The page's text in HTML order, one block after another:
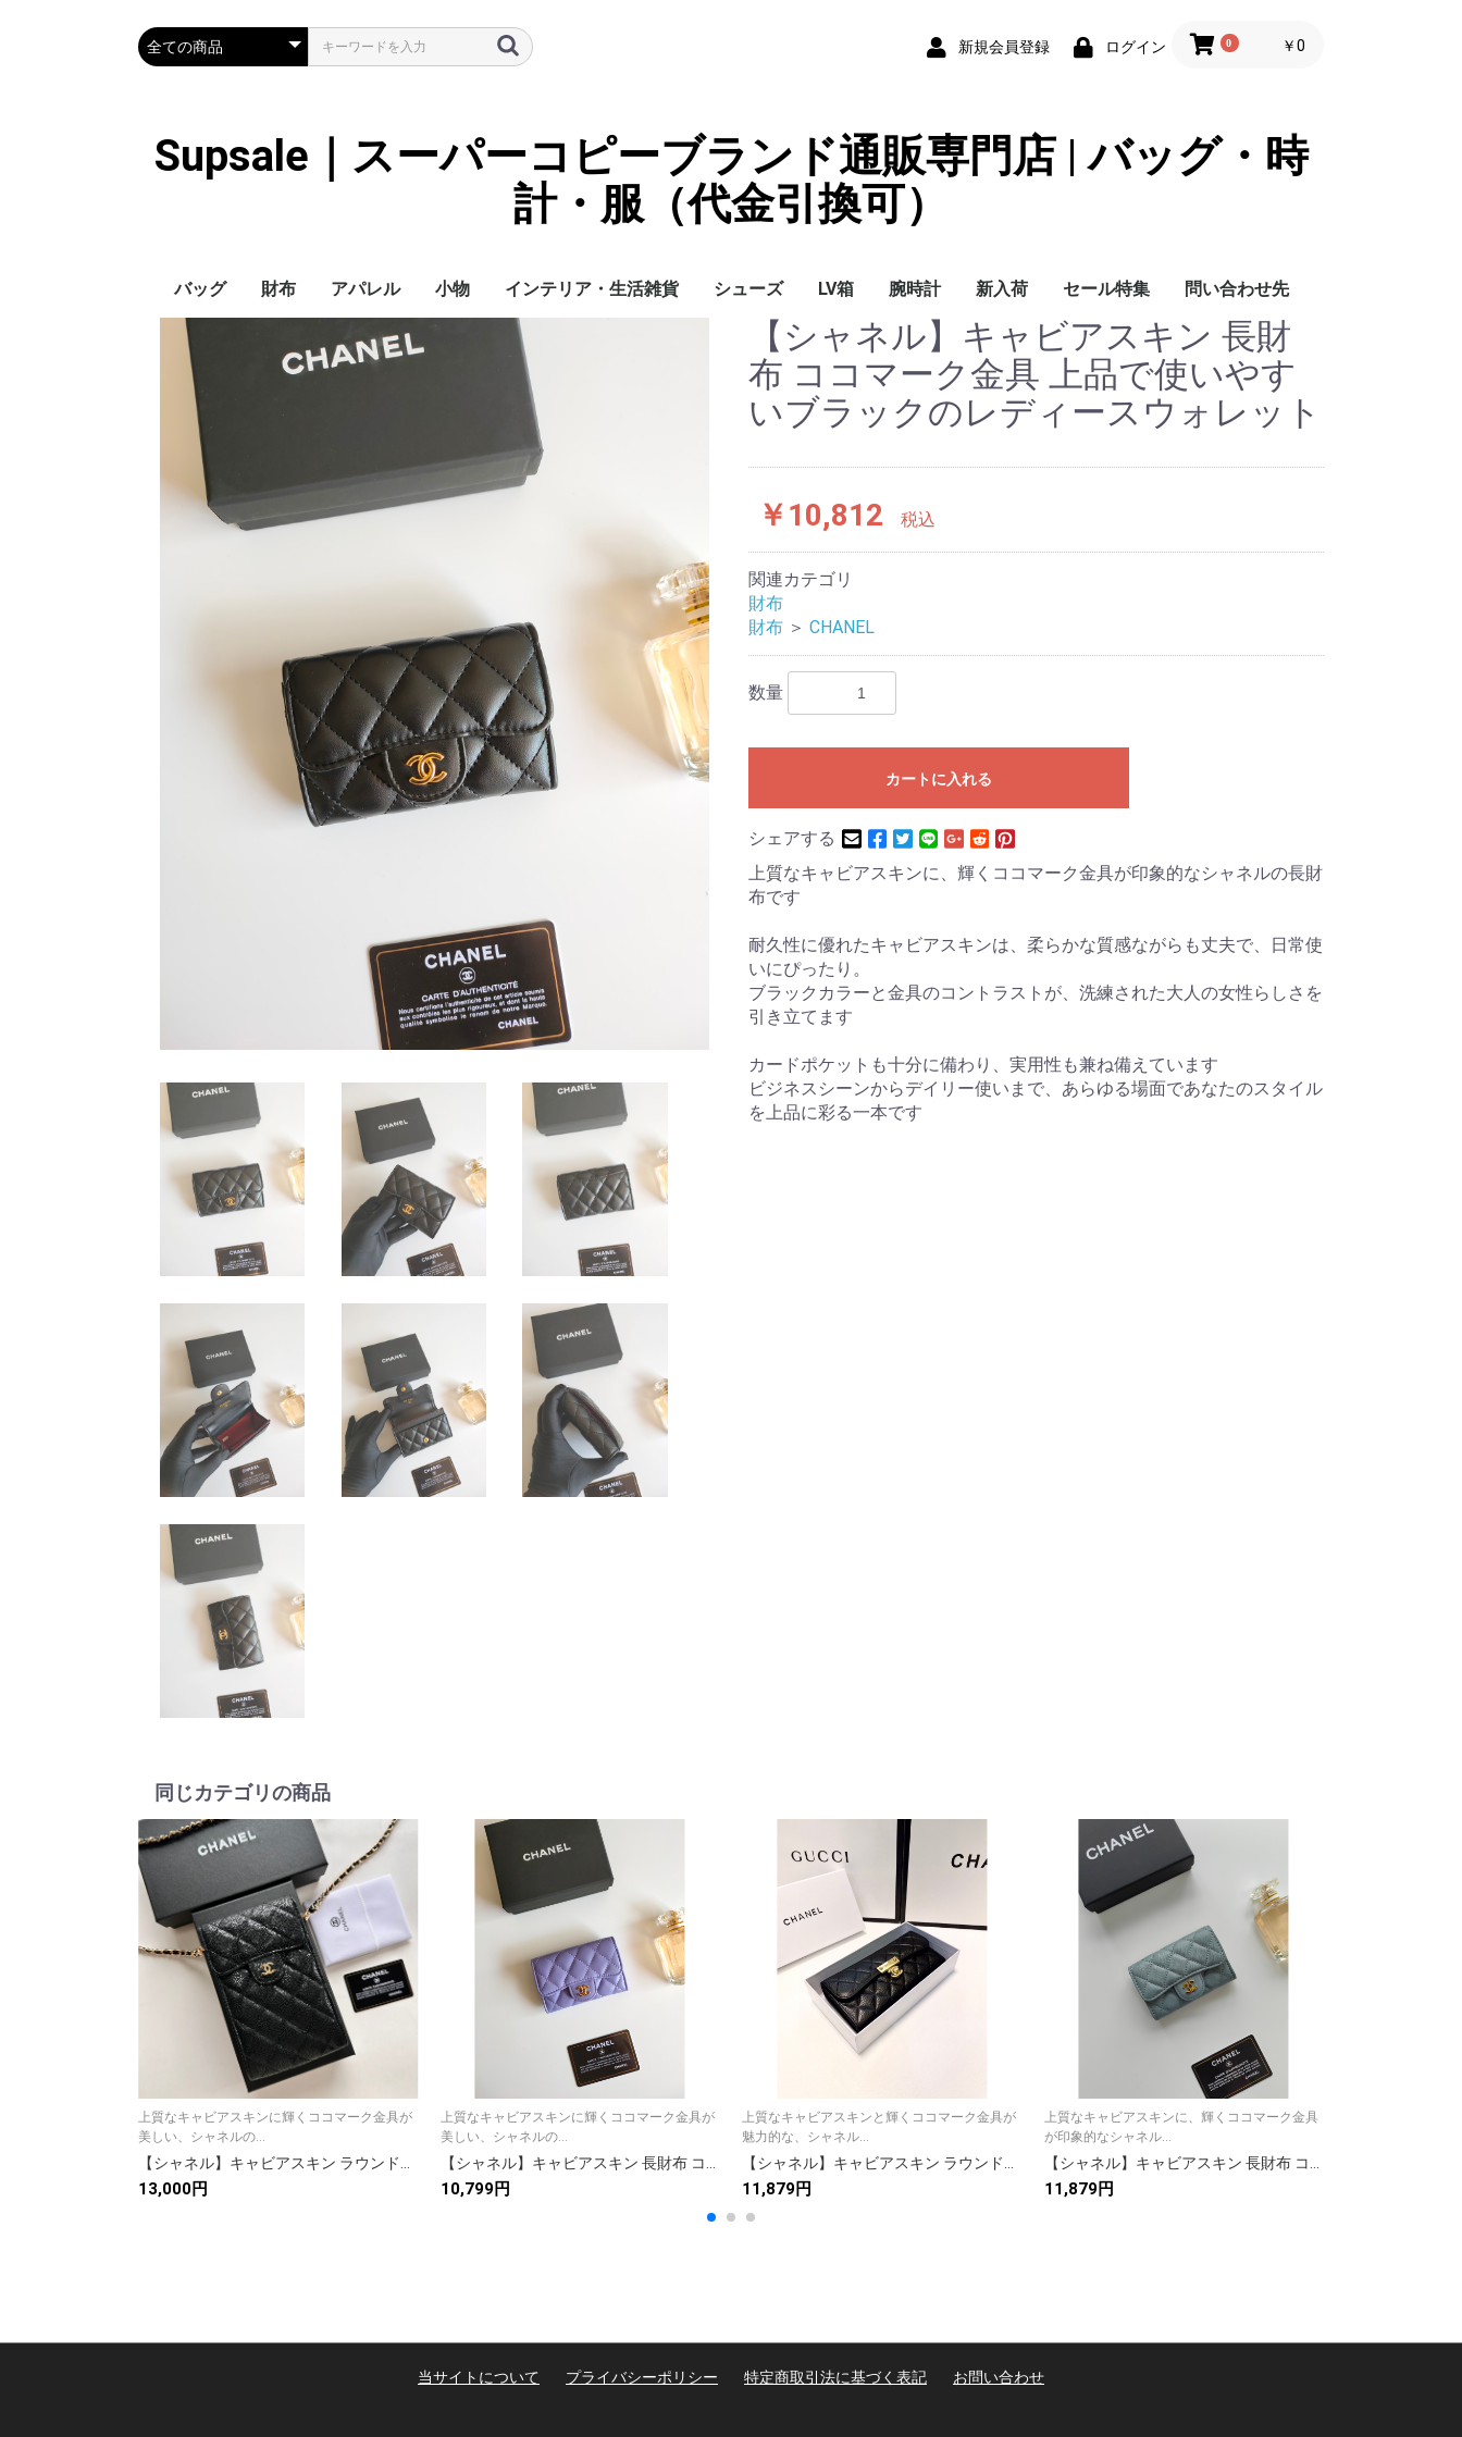
新規会員登録 ログイン 0 ￥0
Supsale｜スーパーコピーブランド通販専門店 | バッグ・時
計・服（代金引換可）
バッグ
Hermes
LOUIS VUITTON
Chanel
Loewe
Celine
Dior
Gucci
Fendi
Prada
Balenciaga
MiuMiu
財布
HERMES
CHANEL
LOUIS VUITTON
Celine
Miu Miu
Prada
Gucci
アパレル
ハイブランド
Supreme
Miu Miu
アウター
LOUIS VUITTON
MONCLER
Adidas
THE NORTH FACE
CHANEL
𝗖𝗔𝗡𝗔𝗗𝗔 𝗚𝗢𝗢𝗦𝗘
DIOR
GUCCI
VERSACE
BALENCIAGA
FENDI
子供服切れ
小物
スマホケース
サングラス・アイウェ
アクセサリー
マフラー/スカーフ LOUIS VUITTON
LINEID：0109shop
バッグチャーム
バッグストラップ
カード（コイン）ケー
キーケース
ヘアアクセサリー
インテリア・生活雑貨
寝具
ブランケット
カーペット絨毯
クッションカバー/ク
ッション
小物入れ収納ボックス
バスタオル
QRコード
シューズ
レディース/女性用
メンズ/男性用
LV箱 腕時計
Omega
Rolex
Cartier
Chanel
新入荷 セール特集 問い合わせ先
問い合わせ先
【シャネル】キャビアスキン 長財
布 ココマーク金具 上品で使いやす
いブラックのレディースウォレット
￥10,812 税込
関連カテゴリ
財布
財布 ＞ CHANEL
数量
カートに入れる
シェアする
上質なキャビアスキンに、輝くココマーク金具が印象的なシャネルの長財
布です
耐久性に優れたキャビアスキンは、柔らかな質感ながらも丈夫で、日常使
いにぴったり。
ブラックカラーと金具のコントラストが、洗練された大人の女性らしさを
引き立てます
カードポケットも十分に備わり、実用性も兼ね備えています
ビジネスシーンからデイリー使いまで、あらゆる場面であなたのスタイル
を上品に彩る一本です
同じカテゴリの商品
上質なキャビアスキンに輝くココマーク金具が
美しい、シャネルの...
13,000円
上質なキャビアスキンに輝くココマーク金具が
美しい、シャネルの...
10,799円
上質なキャビアスキンと輝くココマーク金具が
魅力的な、シャネル...
11,879円
上質なキャビアスキンに、輝くココマーク金具
が印象的なシャネル...
11,879円
当サイトについて プライバシーポリシー 特定商取引法に基づく表記 お問い合わせ